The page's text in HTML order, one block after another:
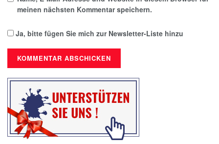
meinen nächsten Kommentar speichern.
Ja, bitte fügen Sie mich zur Newsletter-Liste hinzu